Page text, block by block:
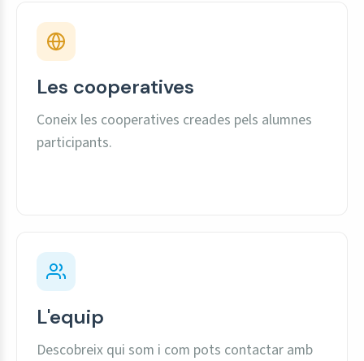
Les cooperatives
Coneix les cooperatives creades pels alumnes
participants.
L'equip
Descobreix qui som i com pots contactar amb